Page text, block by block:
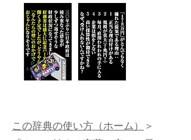
この辞典の使い方（ホーム）＞